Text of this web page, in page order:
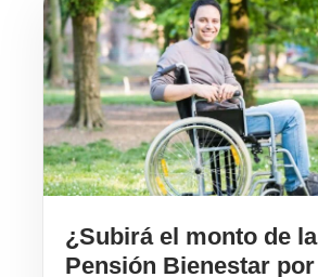
¿Subirá el monto de la
Pensión Bienestar por